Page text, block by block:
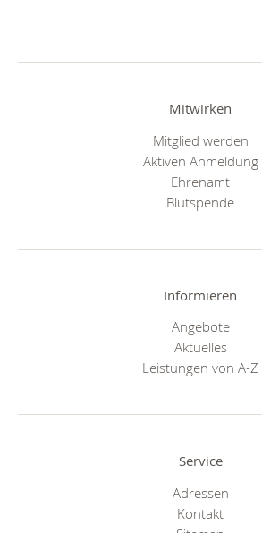
Mitwirken
Mitglied werden
Aktiven Anmeldung
Ehrenamt
Blutspende
Informieren
Angebote
Aktuelles
Leistungen von A-Z
Service
Adressen
Kontakt